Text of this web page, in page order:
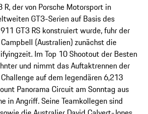
R, der von Porsche Motorsport in
GT3-Serien auf Basis des
GT3 RS konstruiert wurde, fuhr der
(Australien) zunächst die
Im Top 10 Shootout der Besten
und nimmt das Auftaktrennen der
auf dem legendären 6,213
Panorama Circuit am Sonntag aus
in Angriff. Seine Teamkollegen sind